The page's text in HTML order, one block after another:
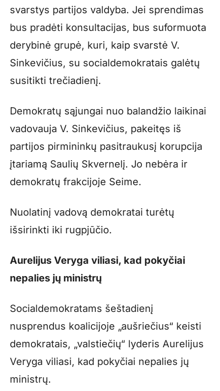
svarstys partijos valdyba. Jei sprendimas
bus pradėti konsultacijas, bus suformuota
derybinė grupė, kuri, kaip svarstė V.
Sinkevičius, su socialdemokratais galėtų
susitikti trečiadienį.
Demokratų sąjungai nuo balandžio laikinai
vadovauja V. Sinkevičius, pakeitęs iš
partijos pirmininkų pasitraukusį korupcija
įtariamą Saulių Skvernelį. Jo nebėra ir
demokratų frakcijoje Seime.
Nuolatinį vadovą demokratai turėtų
išsirinkti iki rugpjūčio.
Aurelijus Veryga viliasi, kad pokyčiai
nepalies jų ministrų
Socialdemokratams šeštadienį
nusprendus koalicijoje „aušriečius“ keisti
demokratais, „valstiečių“ lyderis Aurelijus
Veryga viliasi, kad pokyčiai nepalies jų
ministrų.